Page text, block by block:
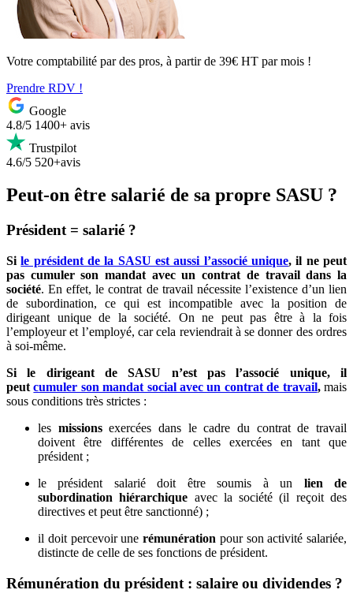
Votre comptabilité par des pros, à partir de 39€ HT par mois !
Prendre RDV !
Google
4.8/5 1400+ avis
Trustpilot
4.6/5 520+avis
Peut-on être salarié de sa propre SASU ?
Président = salarié ?
Sile président de la SASU est aussi l’associé unique, il ne peut
pas cumuler son mandat avec un contrat de travail dans la
société. En effet, le contrat de travail nécessite l’existence d’un lien
de subordination, ce qui est incompatible avec la position de
dirigeant unique de la société. On ne peut pas être à la fois
l’employeur et l’employé, car cela reviendrait à se donner des ordres
à soi-même.
Si le dirigeant de SASU n’est pas l’associé unique, il
peutcumuler son mandat social avec un contrat de travail,mais
sous conditions très strictes :
les missionsexercées dans le cadre du contrat de travail
doivent être différentes de celles exercées en tant que
président ;
le président salarié doit être soumis à un lien de
subordination hiérarchique avec la société (il reçoit des
directives et peut être sanctionné) ;
il doit percevoir une rémunération pour son activité salariée,
distincte de celle de ses fonctions de président.
Rémunération du président : salaire ou dividendes ?